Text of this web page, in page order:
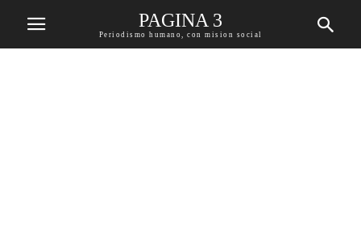
PAGINA 3
Periodismo humano, con mision social